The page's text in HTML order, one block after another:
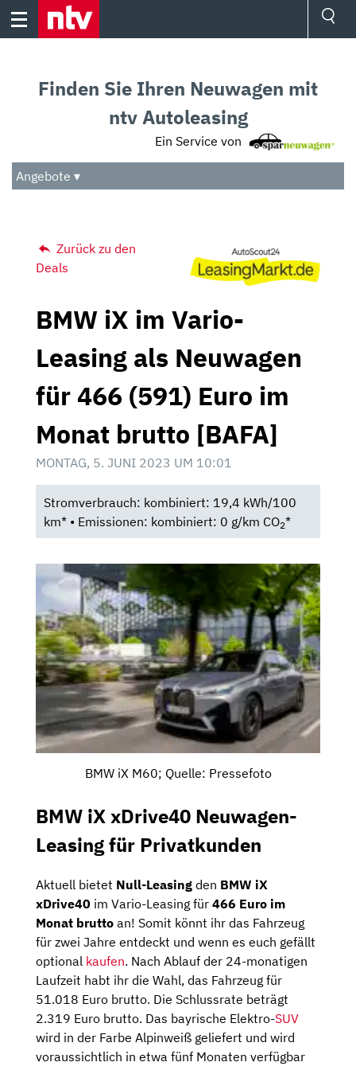
Skip
Audio
Das Beste
Finden Sie Ihren Neuwagen mit
ntv Autoleasing
Ein Service von
Angebote ▾
Zurück zu den
Deals
BMW iX im Vario-
Leasing als Neuwagen
für 466 (591) Euro im
Monat brutto [BAFA]
MONTAG, 5. JUNI 2023 UM 10:01
Stromverbrauch: kombiniert: 19,4 kWh/100
km* • Emissionen: kombiniert: 0 g/km CO2*
BMW iX M60; Quelle: Pressefoto
BMW iX xDrive40 Neuwagen-
Leasing für Privatkunden
Aktuell bietet Null-Leasing den BMW iX
xDrive40 im Vario-Leasing für 466 Euro im
Monat brutto an! Somit könnt ihr das Fahrzeug
für zwei Jahre entdeckt und wenn es euch gefällt
optional kaufen. Nach Ablauf der 24-monatigen
Laufzeit habt ihr die Wahl, das Fahrzeug für
51.018 Euro brutto. Die Schlussrate beträgt
2.319 Euro brutto. Das bayrische Elektro-SUV
wird in der Farbe Alpinweiß geliefert und wird
voraussichtlich in etwa fünf Monaten verfügbar